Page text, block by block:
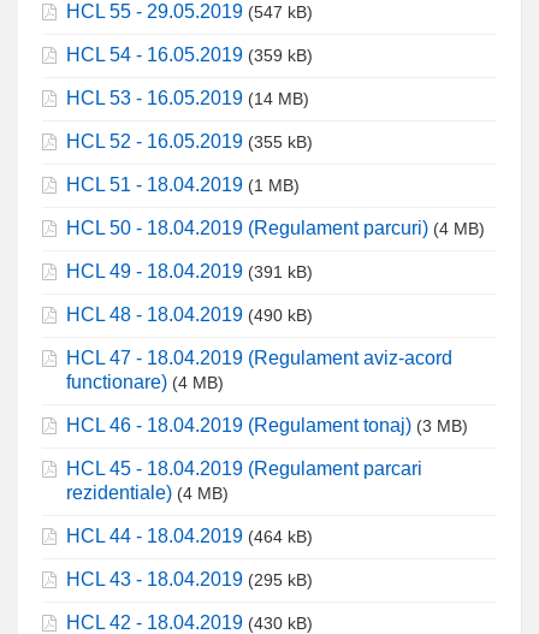
HCL 55 - 29.05.2019 (547 kB)
HCL 54 - 16.05.2019 (359 kB)
HCL 53 - 16.05.2019 (14 MB)
HCL 52 - 16.05.2019 (355 kB)
HCL 51 - 18.04.2019 (1 MB)
HCL 50 - 18.04.2019 (Regulament parcuri) (4 MB)
HCL 49 - 18.04.2019 (391 kB)
HCL 48 - 18.04.2019 (490 kB)
HCL 47 - 18.04.2019 (Regulament aviz-acord
functionare) (4 MB)
HCL 46 - 18.04.2019 (Regulament tonaj) (3 MB)
HCL 45 - 18.04.2019 (Regulament parcari
rezidentiale) (4 MB)
HCL 44 - 18.04.2019 (464 kB)
HCL 43 - 18.04.2019 (295 kB)
HCL 42 - 18.04.2019 (430 kB)